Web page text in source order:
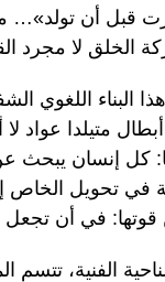
قبل أن تولد»…
الخلق لا مجرد
البناء
أبطال متيلدا عواد
كل إنسان يبحث
في تحويل الخاص
في أن تجعل
الفنية،